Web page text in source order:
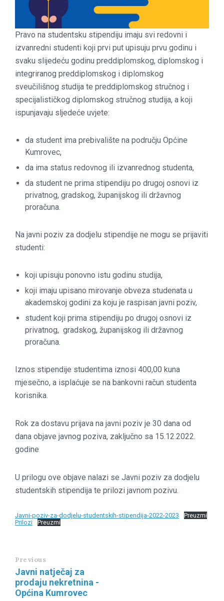
Pravo na studentsku stipendiju imaju svi redovni i
izvanredni studenti koji prvi put upisuju prvu godinu i
svaku slijedeću godinu preddiplomskog, diplomskog i
integriranog preddiplomskog i diplomskog
sveučilišnog studija te preddiplomskog stručnog i
specijalističkog diplomskog stručnog studija, a koji
ispunjavaju sljedeće uvjete:
da student ima prebivalište na području Općine
Kumrovec,
da ima status redovnog ili izvanrednog studenta,
da student ne prima stipendiju po drugoj osnovi iz
privatnog, gradskog, županijskog ili državnog
proračuna.
Na javni poziv za dodjelu stipendije ne mogu se prijaviti
studenti:
koji upisuju ponovno istu godinu studija,
koji imaju upisano mirovanje obveza studenata u
akademskoj godini za koju je raspisan javni poziv,
student koji prima stipendiju po drugoj osnovi iz
privatnog, gradskog, županijskog ili državnog
proračuna.
Iznos stipendije studentima iznosi 400,00 kuna
mjesečno, a isplaćuje se na bankovni račun studenta
korisnika.
Rok za dostavu prijava na javni poziv je 30 dana od
dana objave javnog poziva, zaključno sa 15.12.2022.
godine
U prilogu ove objave nalazi se Javni poziv za dodjelu
studentskih stipendija te prilozi javnom pozivu.
Javni-poziv-za-dodjelu-studentskih-stipendija-2022-2023
Preuzmi
Prilozi
Preuzmi
Previous
Javni natječaj za
prodaju nekretnina -
Općina Kumrovec